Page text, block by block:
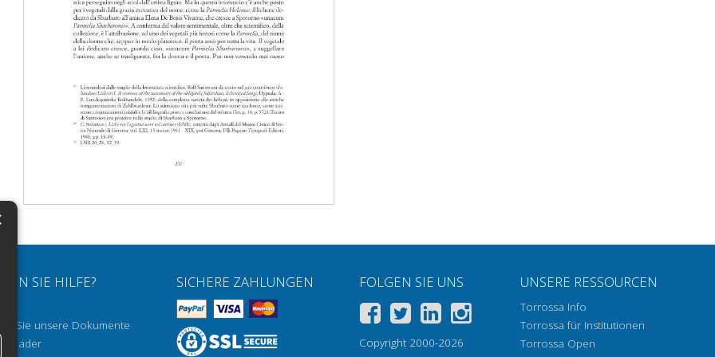
SIE HILFE?
Sie unsere Dokumente
Reader
SICHERE ZAHLUNGEN FOLGEN SIE UNS
Copyright 2000-2026
UNSERE RESSOURCEN
Torrossa Info
Torrossa für Institutionen
Torrossa Open